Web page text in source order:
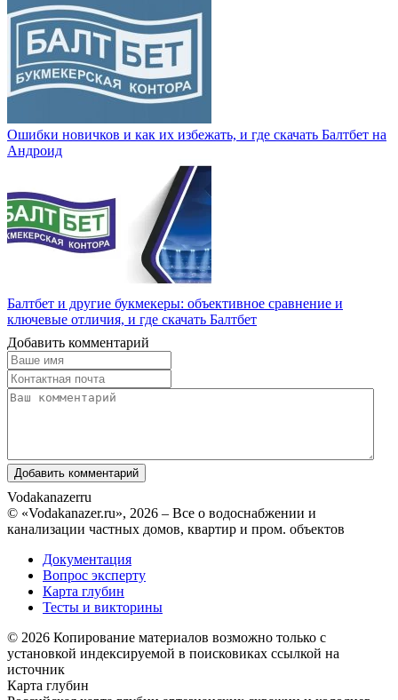
Ошибки новичков и как их избежать, и где скачать Балтбет на
Андроид
Балтбет и другие букмекеры: объективное сравнение и
ключевые отличия, и где скачать Балтбет
Добавить комментарий
Vodakanazerru
© «Vodakanazer.ru», 2026 – Все о водоснабжении и
канализации частных домов, квартир и пром. объектов
Документация
Вопрос эксперту
Карта глубин
Тесты и викторины
© 2026 Копирование материалов возможно только с
установкой индексируемой в поисковиках ссылкой на
источник
Карта глубин